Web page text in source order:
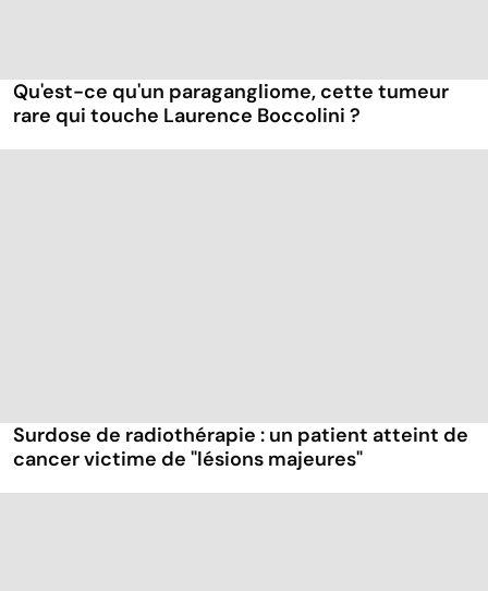
Qu'est-ce qu'un paragangliome, cette tumeur
rare qui touche Laurence Boccolini ?
Surdose de radiothérapie : un patient atteint de
cancer victime de "lésions majeures"